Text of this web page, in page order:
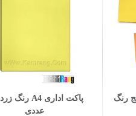
رنگ
افزودن به سبد خرید
عددی